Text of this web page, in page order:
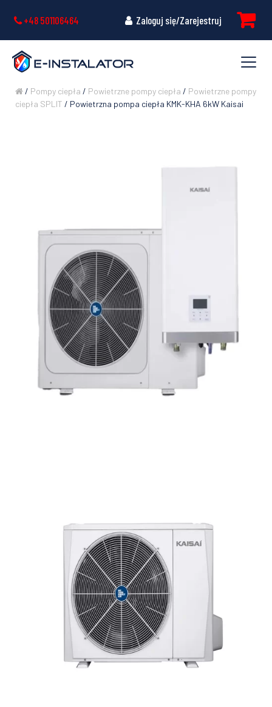
+48 501106464 Zaloguj się/Zarejestruj
/ Pompy ciepła / Powietrzne pompy ciepła / Powietrzne pompy
ciepła SPLIT / Powietrzna pompa ciepła KMK-KHA 6kW Kaisai